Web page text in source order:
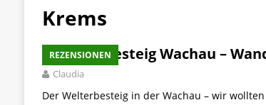
EXTREMWANDERUNGEN
Krems
REZENSIONEN
Welterbesteig Wachau –
Claudia
Der Welterbesteig in der Wachau – wir